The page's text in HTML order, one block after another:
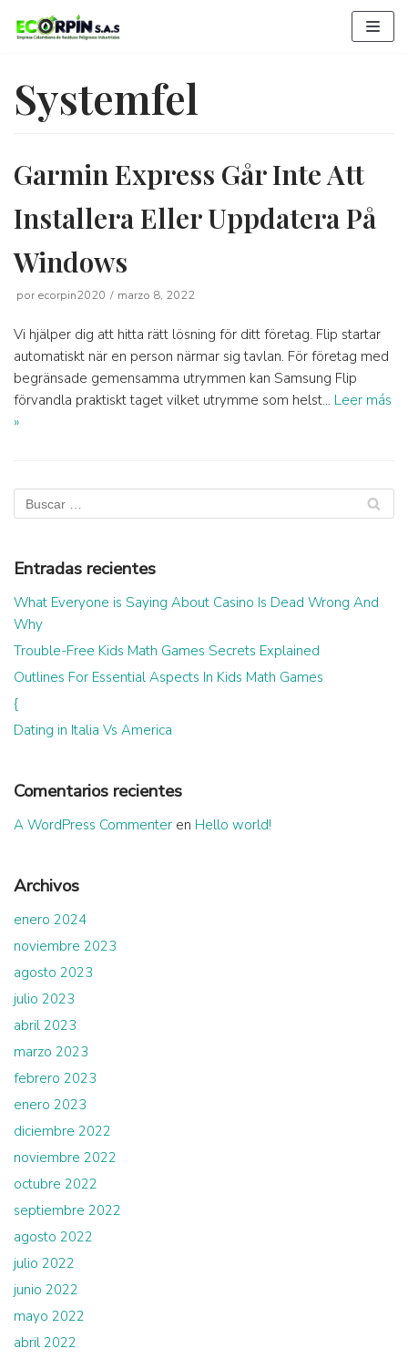
Saltar
al
Systemfel
Garmin Express Går Inte Att
Installera Eller Uppdatera På
Windows
por ecorpin2020 marzo 8, 2022
Vi hjälper dig att hitta rätt lösning för ditt företag. Flip startar
automatiskt när en person närmar sig tavlan. För företag med
begränsade gemensamma utrymmen kan Samsung Flip
förvandla praktiskt taget vilket utrymme som helst… Leer más
»
Entradas recientes
What Everyone is Saying About Casino Is Dead Wrong And
Why
Trouble-Free Kids Math Games Secrets Explained
Outlines For Essential Aspects In Kids Math Games
{
Dating in Italia Vs America
Comentarios recientes
A WordPress Commenter en Hello world!
Archivos
enero 2024
noviembre 2023
agosto 2023
julio 2023
abril 2023
marzo 2023
febrero 2023
enero 2023
diciembre 2022
noviembre 2022
octubre 2022
septiembre 2022
agosto 2022
julio 2022
junio 2022
mayo 2022
abril 2022